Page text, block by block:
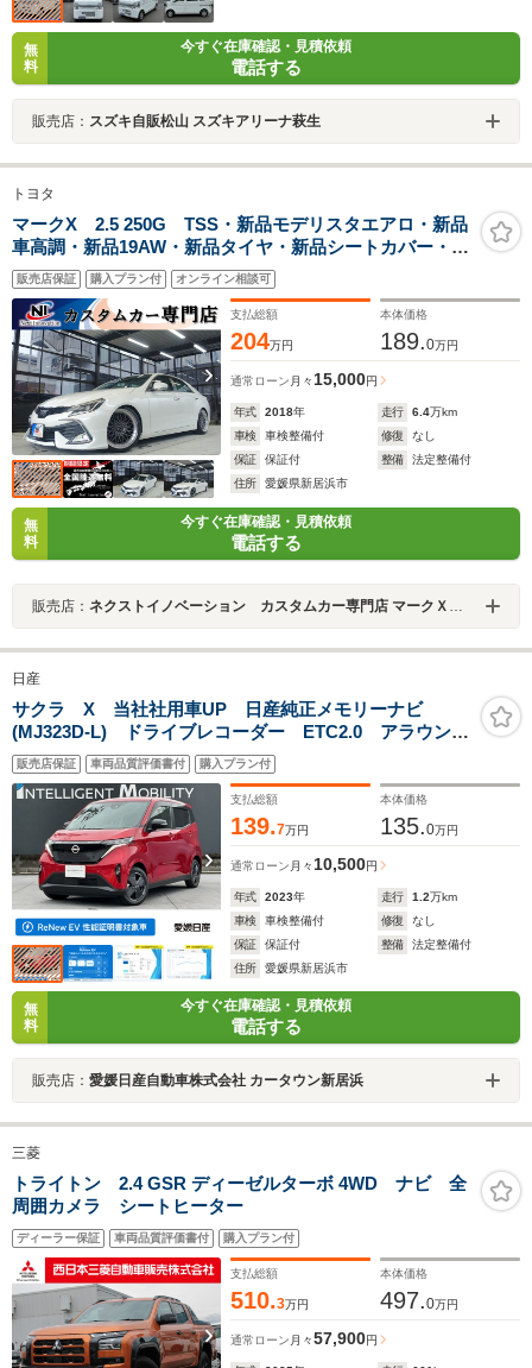
無
料
今すぐ在庫確認・見積依頼
電話する
販売店： スズキ自販松山 スズキアリーナ萩生
トヨタ
マークX 2.5 250G TSS・新品モデリスタエアロ・新品
車高調・新品19AW・新品タイヤ・新品シートカバー・純
正ナビ・Bluetooth・TV・Bカメラ・ETC・クルコン・パ
ワーシート・ドアバイザ・純正アイラインヘッド・純正
クリアスモークテール
販売店保証 購入プラン付 オンライン相談可
支払総額
204万円
本体価格
189.0万円
通常ローン 月々 15,000円
年式 2018年 走行 6.4万km
車検
車検整備付 修復
なし
保証
保証付 整備
法定整備付
住所
愛媛県新居浜市
無
料
今すぐ在庫確認・見積依頼
電話する
販売店： ネクストイノベーション カスタムカー専門店 マークＸ・クラウン・プリウス専門店
日産
サクラ X 当社社用車UP 日産純正メモリーナビ
(MJ323D-L) ドライブレコーダー ETC2.0 アラウンド
ビューモニター オートブレーキホールド シートヒー
ター
販売店保証 車両品質評価書付 購入プラン付
支払総額
139.7万円
本体価格
135.0万円
通常ローン 月々 10,500円
年式 2023年 走行 1.2万km
車検
車検整備付 修復
なし
保証
保証付 整備
法定整備付
住所
愛媛県新居浜市
無
料
今すぐ在庫確認・見積依頼
電話する
販売店： 愛媛日産自動車株式会社 カータウン新居浜
三菱
トライトン 2.4 GSR ディーゼルターボ 4WD ナビ 全
周囲カメラ シートヒーター
ディーラー保証 車両品質評価書付 購入プラン付
支払総額
510.3万円
本体価格
497.0万円
通常ローン 月々57,900円